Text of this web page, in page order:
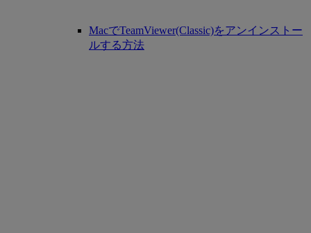
MacでTeamViewer(Classic)をアンインストー
ルする方法